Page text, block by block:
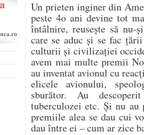
Un prieten inginer din
peste 4o ani devine tot
întâlnire, reuseşte să
care se aduc şi se fac
culturii şi civilizaţiei
avem mai multe premii
au inventat avionul cu
elicele avionului,
sburător. Au
tuberculozei etc. Şi nu
premiile alea se dau cui
dau între ei – cum ar zice